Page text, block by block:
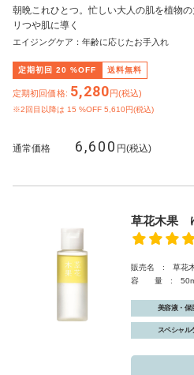
朝晩これひとつ。忙しい大人の肌を植物
リつや肌に導く
エイジングケア：年齢に応じたお手入れ
定期初回 20 %OFF 送料無料
定期初回価格: 5,280円(税込)
※2回目以降は 15 %OFF 5,610円(税込)
通常価格 6,600 円(税込)
草花木果
販売名 : 草花
容 量 : 50mL(
美容液・保
スペシャル